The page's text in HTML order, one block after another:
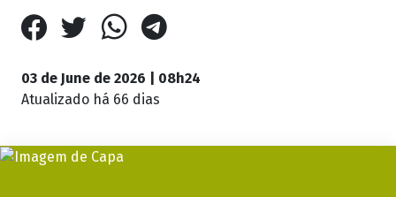
03 de June de 2026 | 08h24
Atualizado há 66 dias